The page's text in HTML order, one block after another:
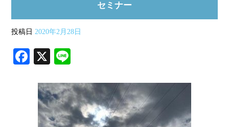
セミナー
投稿日 2020年2月28日
Fa
bo
ok
X